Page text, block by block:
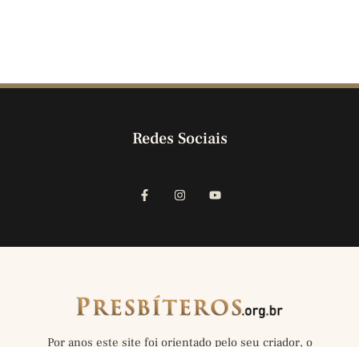
Redes Sociais
Por anos este site foi orientado pelo seu criador, o